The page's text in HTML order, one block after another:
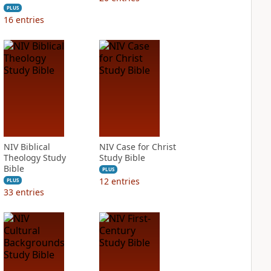
PLUS
16 entries
NIV Biblical
Theology Study
Bible
PLUS
33 entries
NIV Case for Christ
Study Bible
PLUS
12 entries